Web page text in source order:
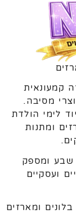
קמעונאית
מסיבה.
לימי הולדת
ומתנות
שבע ומספק
ועסקיים
ומארזים